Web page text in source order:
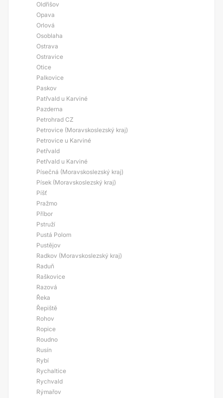
Oldřišov
Opava
Orlová
Osoblaha
Ostrava
Ostravice
Otice
Palkovice
Paskov
Patřvald u Karviné
Pazderna
Petrohrad CZ
Petrovice (Moravskoslezský kraj)
Petrovice u Karviné
Petřvald
Petřvald u Karviné
Písečná (Moravskoslezský kraj)
Písek (Moravskoslezský kraj)
Píšť
Pražmo
Příbor
Pstruží
Pustá Polom
Pustějov
Radkov (Moravskoslezský kraj)
Raduň
Raškovice
Razová
Řeka
Řepiště
Rohov
Ropice
Roudno
Rusín
Rybí
Rychaltice
Rychvald
Rýmařov